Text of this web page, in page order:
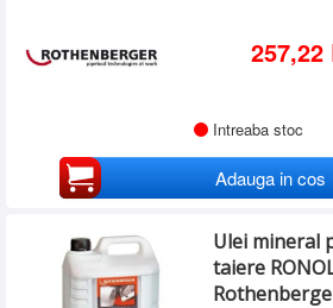
257,22
Intreaba stoc
Adauga in cos
Ulei mineral
taiere